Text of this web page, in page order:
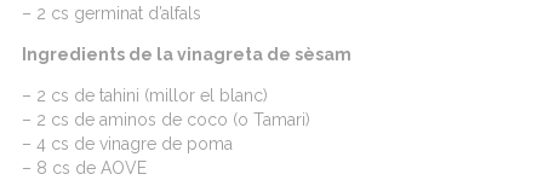
– 2 cs germinat d’alfals
Ingredients de la vinagreta de sèsam
– 2 cs de tahini (millor el blanc)
– 2 cs de aminos de coco (o Tamari)
– 4 cs de vinagre de poma
– 8 cs de AOVE